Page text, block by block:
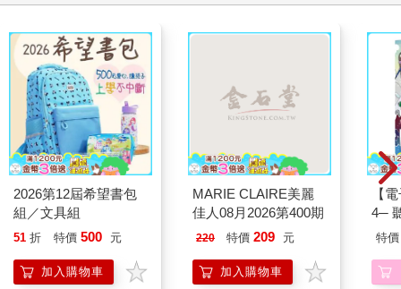
2026第12屆希望書包
組／文具組
51 折 特價 500 元
加入購物車
MARIE CLAIRE美麗
佳人08月2026第400期
220 特價 209 元
加入購物車
【
4─
期
特價